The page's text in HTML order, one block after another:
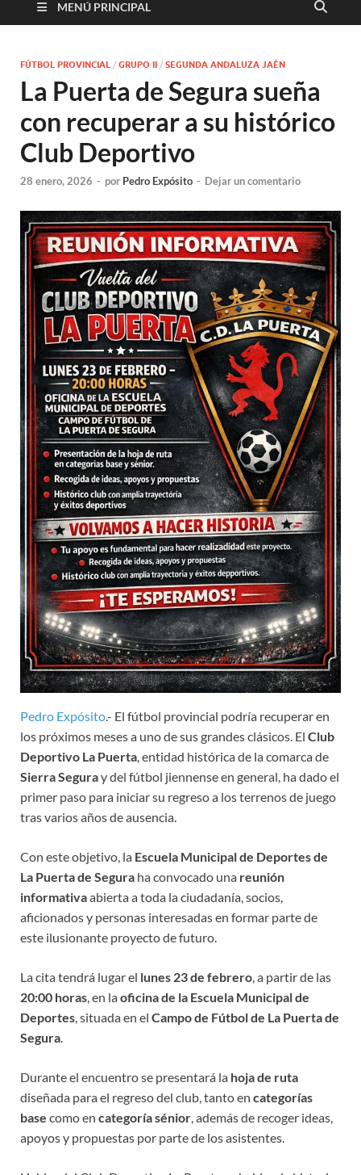
MENÚ PRINCIPAL
FÚTBOL PROVINCIAL / GRUPO II / SEGUNDA ANDALUZA JAÉN
La Puerta de Segura sueña
con recuperar a su histórico
Club Deportivo
28 enero, 2026 - por Pedro Expósito - Dejar un comentario
Pedro Expósito.- El fútbol provincial podría recuperar en
los próximos meses a uno de sus grandes clásicos. El Club
Deportivo La Puerta , entidad histórica de la comarca de
Sierra Seguray del fútbol jiennense en general, ha dado el
primer paso para iniciar su regreso a los terrenos de juego
tras varios años de ausencia.
Con este objetivo, la Escuela Municipal de Deportes de
La Puerta de Segura ha convocado una reunión
informativaabierta a toda la ciudadanía, socios,
aficionados y personas interesadas en formar parte de
este ilusionante proyecto de futuro.
La cita tendrá lugar el lunes 23 de febrero , a partir de las
20:00 horas , en laoficina de la Escuela Municipal de
Deportes , situada en el Campo de Fútbol de La Puerta de
Segura
Durante el encuentro se presentará la hoja de ruta
diseñada para el regreso del club, tanto en categorías
base como en categoría sénior , además de recoger ideas,
apoyos y propuestas por parte de los asistentes.